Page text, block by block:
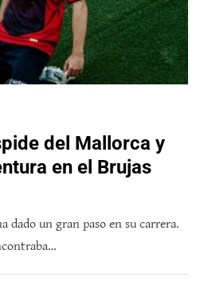
del Mallorca y
en el Brujas
dado un gran paso en su carrera.